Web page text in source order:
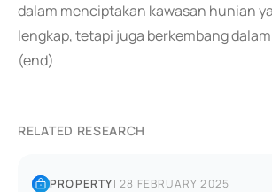
dalam menciptakan kawasan hunian
lengkap, tetapi juga berkembang
(end)
RELATED RESEARCH
PROPERTY|28 FEBRUARY 2025